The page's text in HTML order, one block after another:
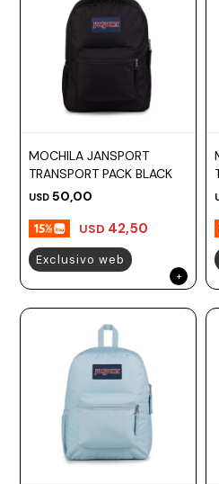
MOCHILA JANSPORT
TRANSPORT PACK BLACK
USD 50,00
USD 42,50
Exclusivo web